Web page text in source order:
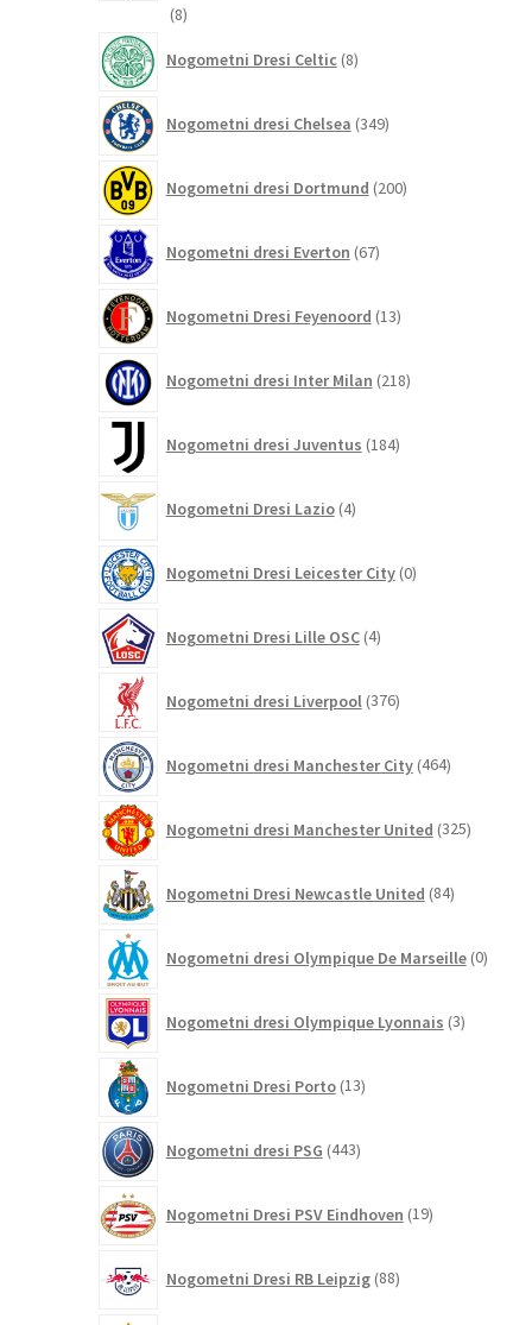
88
Nogometni Dresi Celtic 8izdelkov
Nogometni dresi Chelsea 349izdelkov
Nogometni dresi Dortmund 200izdelkov
Nogometni dresi Everton 67izdelkov
Nogometni Dresi Feyenoord 13izdelkov
Nogometni dresi Inter Milan 218izdelkov
Nogometni dresi Juventus 184izdelkov
Nogometni Dresi Lazio 4izdelki
Nogometni Dresi Leicester City 0izdelkov
Nogometni Dresi Lille OSC 4izdelki
Nogometni dresi Liverpool 376izdelkov
Nogometni dresi Manchester City 464izdelkov
Nogometni dresi Manchester United 325izdelkov
Nogometni Dresi Newcastle United 84izdelkov
Nogometni dresi Olympique De Marseille 0
Nogometni dresi Olympique Lyonnais 3izdelki
Nogometni Dresi Porto 13izdelkov
Nogometni dresi PSG 443izdelkov
Nogometni Dresi PSV Eindhoven 19izdelkov
Nogometni Dresi RB Leipzig 88izdelkov